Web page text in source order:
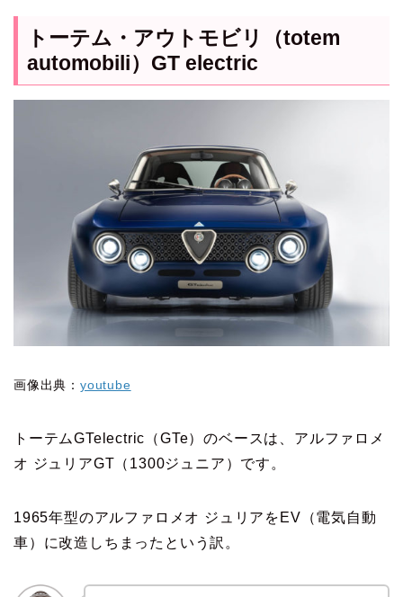
トーテム・アウトモビリ（totem
automobili）GT electric
画像出典： youtube
トーテムGTelectric（GTe）のベースは、アルファロメ
オ ジュリアGT（1300ジュニア）です。
1965年型のアルファロメオ ジュリアをEV（電気自動
車）に改造しちまったという訳。